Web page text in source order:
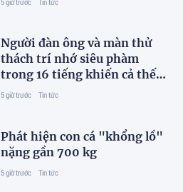
Người đàn ông và màn thử
thách trí nhớ siêu phàm
trong 16 tiếng khiến cả thế
giới kinh ngạc
5 giờ trước Tin tức
Phát hiện con cá "khổng lồ"
nặng gần 700 kg
5 giờ trước Tin tức